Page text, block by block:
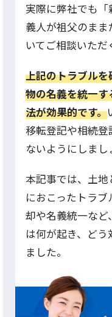
実際に弊社でも
義人が祖父のま
いてご相談いただ
上記のトラブル
物の名義を統一
法が効果的です。
移転登記や相続
ないようにしまし
本記事では、土
におこったトラ
却や名義統一な
は何が起き、ど
ました。